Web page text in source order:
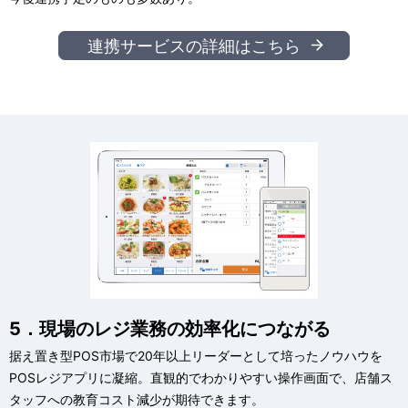
連携サービスの詳細はこちら
5．現場のレジ業務の効率化につながる
据え置き型POS市場で20年以上リーダーとして培ったノウハウを
POSレジアプリに凝縮。直観的でわかりやすい操作画面で、店舗ス
タッフへの教育コスト減少が期待できます。